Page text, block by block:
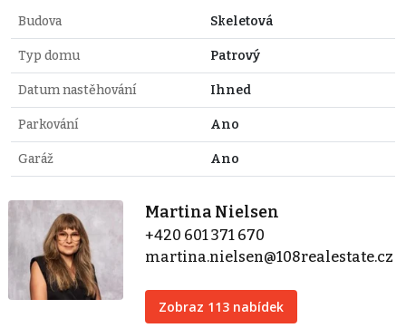
Budova Skeletová
Typ domu Patrový
Datum nastěhování Ihned
Parkování Ano
Garáž Ano
Martina Nielsen
+420 601 371 670
martina.nielsen@108realestate.cz
Zobraz 113 nabídek